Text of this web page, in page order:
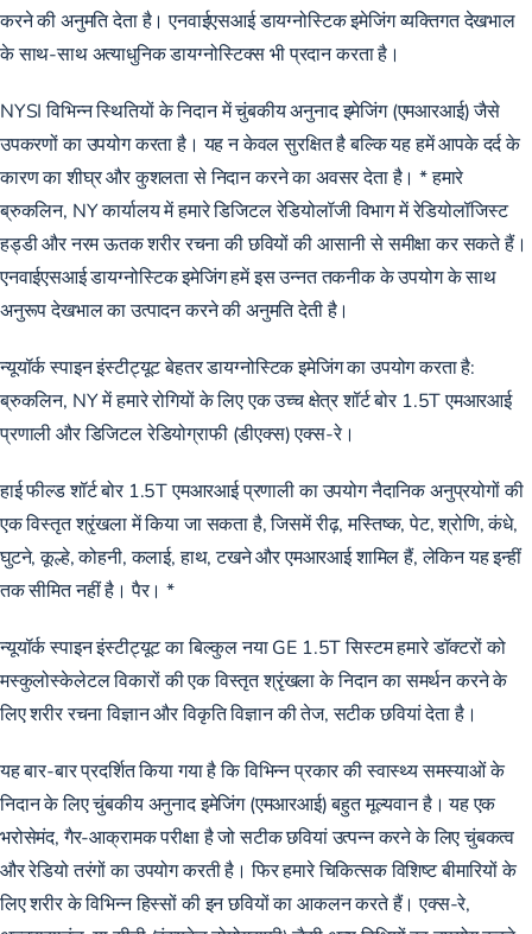
करने की अनुमति देता है। एनवाईएसआई डायग्नोस्टिक इमेजिंग व्यक्तिगत देखभाल
के साथ-साथ अत्याधुनिक डायग्नोस्टिक्स भी प्रदान करता है।
NYSI विभिन्न स्थितियों के निदान में चुंबकीय अनुनाद इमेजिंग (एमआरआई) जैसे
उपकरणों का उपयोग करता है। यह न केवल सुरक्षित है बल्कि यह हमें आपके दर्द के
कारण का शीघ्र और कुशलता से निदान करने का अवसर देता है। * हमारे
ब्रुकलिन, NY कार्यालय में हमारे डिजिटल रेडियोलॉजी विभाग में रेडियोलॉजिस्ट
हड्डी और नरम ऊतक शरीर रचना की छवियों की आसानी से समीक्षा कर सकते हैं।
एनवाईएसआई डायग्नोस्टिक इमेजिंग हमें इस उन्नत तकनीक के उपयोग के साथ
अनुरूप देखभाल का उत्पादन करने की अनुमति देती है।
न्यूयॉर्क स्पाइन इंस्टीट्यूट बेहतर डायग्नोस्टिक इमेजिंग का उपयोग करता है:
ब्रुकलिन, NY में हमारे रोगियों के लिए एक उच्च क्षेत्र शॉर्ट बोर 1.5T एमआरआई
प्रणाली और डिजिटल रेडियोग्राफी (डीएक्स) एक्स-रे।
हाई फील्ड शॉर्ट बोर 1.5T एमआरआई प्रणाली का उपयोग नैदानिक ​​अनुप्रयोगों की
एक विस्तृत श्रृंखला में किया जा सकता है, जिसमें रीढ़, मस्तिष्क, पेट, श्रोणि, कंधे,
घुटने, कूल्हे, कोहनी, कलाई, हाथ, टखने और एमआरआई शामिल हैं, लेकिन यह इन्हीं
तक सीमित नहीं है। पैर। *
न्यूयॉर्क स्पाइन इंस्टीट्यूट का बिल्कुल नया GE 1.5T सिस्टम हमारे डॉक्टरों को
मस्कुलोस्केलेटल विकारों की एक विस्तृत श्रृंखला के निदान का समर्थन करने के
लिए शरीर रचना विज्ञान और विकृति विज्ञान की तेज, सटीक छवियां देता है।
यह बार-बार प्रदर्शित किया गया है कि विभिन्न प्रकार की स्वास्थ्य समस्याओं के
निदान के लिए चुंबकीय अनुनाद इमेजिंग (एमआरआई) बहुत मूल्यवान है। यह एक
भरोसेमंद, गैर-आक्रामक परीक्षा है जो सटीक छवियां उत्पन्न करने के लिए चुंबकत्व
और रेडियो तरंगों का उपयोग करती है। फिर हमारे चिकित्सक विशिष्ट बीमारियों के
लिए शरीर के विभिन्न हिस्सों की इन छवियों का आकलन करते हैं। एक्स-रे,